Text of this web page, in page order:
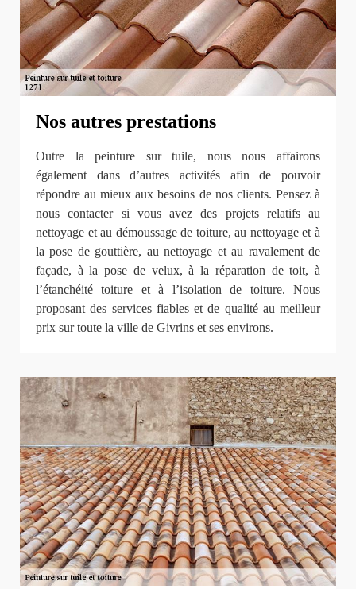
Nos autres prestations
Outre la peinture sur tuile, nous nous affairons
également dans d’autres activités afin de pouvoir
répondre au mieux aux besoins de nos clients. Pensez à
nous contacter si vous avez des projets relatifs au
nettoyage et au démoussage de toiture, au nettoyage et à
la pose de gouttière, au nettoyage et au ravalement de
façade, à la pose de velux, à la réparation de toit, à
l’étanchéité toiture et à l’isolation de toiture. Nous
proposant des services fiables et de qualité au meilleur
prix sur toute la ville de Givrins et ses environs.